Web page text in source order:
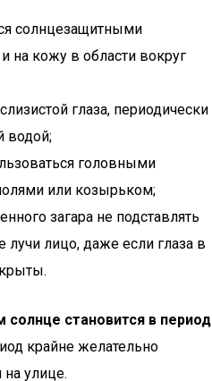
солнцезащитными
на кожу в области вокруг
глаза, периодически
водой;
головными
или козырьком;
загара не подставлять
лицо, даже если глаза в
становится в период
крайне желательно
улице.